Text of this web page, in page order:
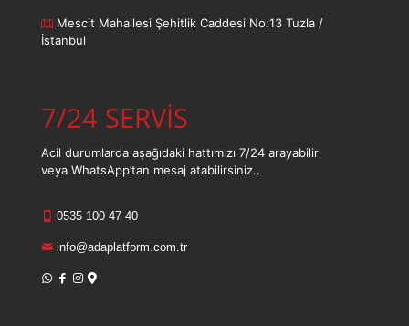
Mescit Mahallesi Şehitlik Caddesi No:13 Tuzla /
İstanbul
7/24 SERVİS
Acil durumlarda aşağıdaki hattımızı 7/24 arayabilir
veya WhatsApp’tan mesaj atabilirsiniz..
0535 100 47 40
info@adaplatform.com.tr